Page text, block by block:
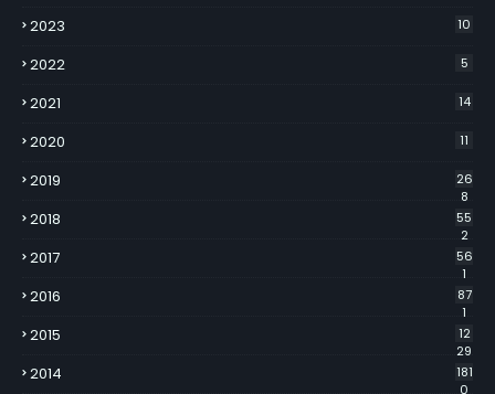
2023 10
2022 5
2021 14
2020 11
2019
26
8
2018
55
2
2017
56
1
2016
87
1
2015
12
29
2014
181
0